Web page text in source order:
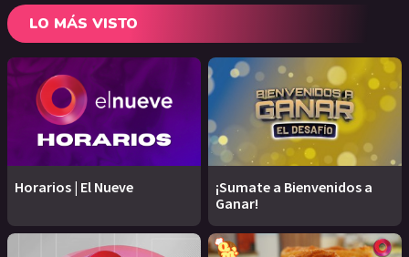
LO MÁS VISTO
Horarios | El Nueve
¡Sumate a Bienvenidos a
Ganar!